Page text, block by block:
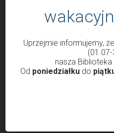
Godziny otwarcia
przez Krzysztof Probola 18
Uprzejmie informujemy,
nasza
Od poniedziałkudo